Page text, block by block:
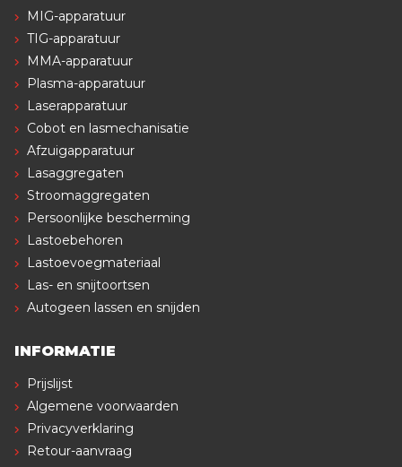
MIG-apparatuur
TIG-apparatuur
MMA-apparatuur
Plasma-apparatuur
Laserapparatuur
Cobot en lasmechanisatie
Afzuigapparatuur
Lasaggregaten
Stroomaggregaten
Persoonlijke bescherming
Lastoebehoren
Lastoevoegmateriaal
Las- en snijtoortsen
Autogeen lassen en snijden
INFORMATIE
Prijslijst
Algemene voorwaarden
Privacyverklaring
Retour-aanvraag